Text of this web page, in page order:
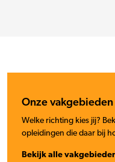
Onze vakgebieden
Welke richting kies jij?
opleidingen die daar bij
Bekijk alle